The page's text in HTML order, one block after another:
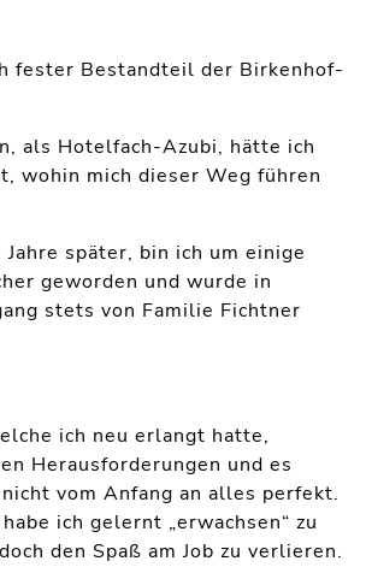
fester Bestandteil der Birkenhof-
als Hotelfach-Azubi, hätte ich
wohin mich dieser Weg führen
später, bin ich um einige
geworden und wurde in
stets von Familie Fichtner
ich neu erlangt hatte,
Herausforderungen und es
vom Anfang an alles perfekt.
ich gelernt „erwachsen“ zu
den Spaß am Job zu verlieren.